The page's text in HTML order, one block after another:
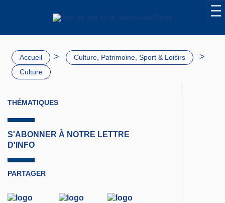
Accueil > Culture, Patrimoine, Sport & Loisirs >
Culture
THÉMATIQUES
S'ABONNER À NOTRE LETTRE
D'INFO
PARTAGER